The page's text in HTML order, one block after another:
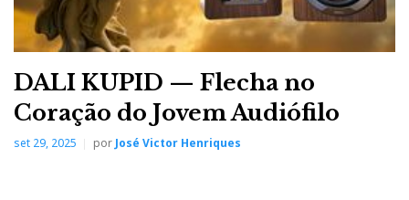
DALI KUPID — Flecha no
Coração do Jovem Audiófilo
set 29, 2025 por José Victor Henriques